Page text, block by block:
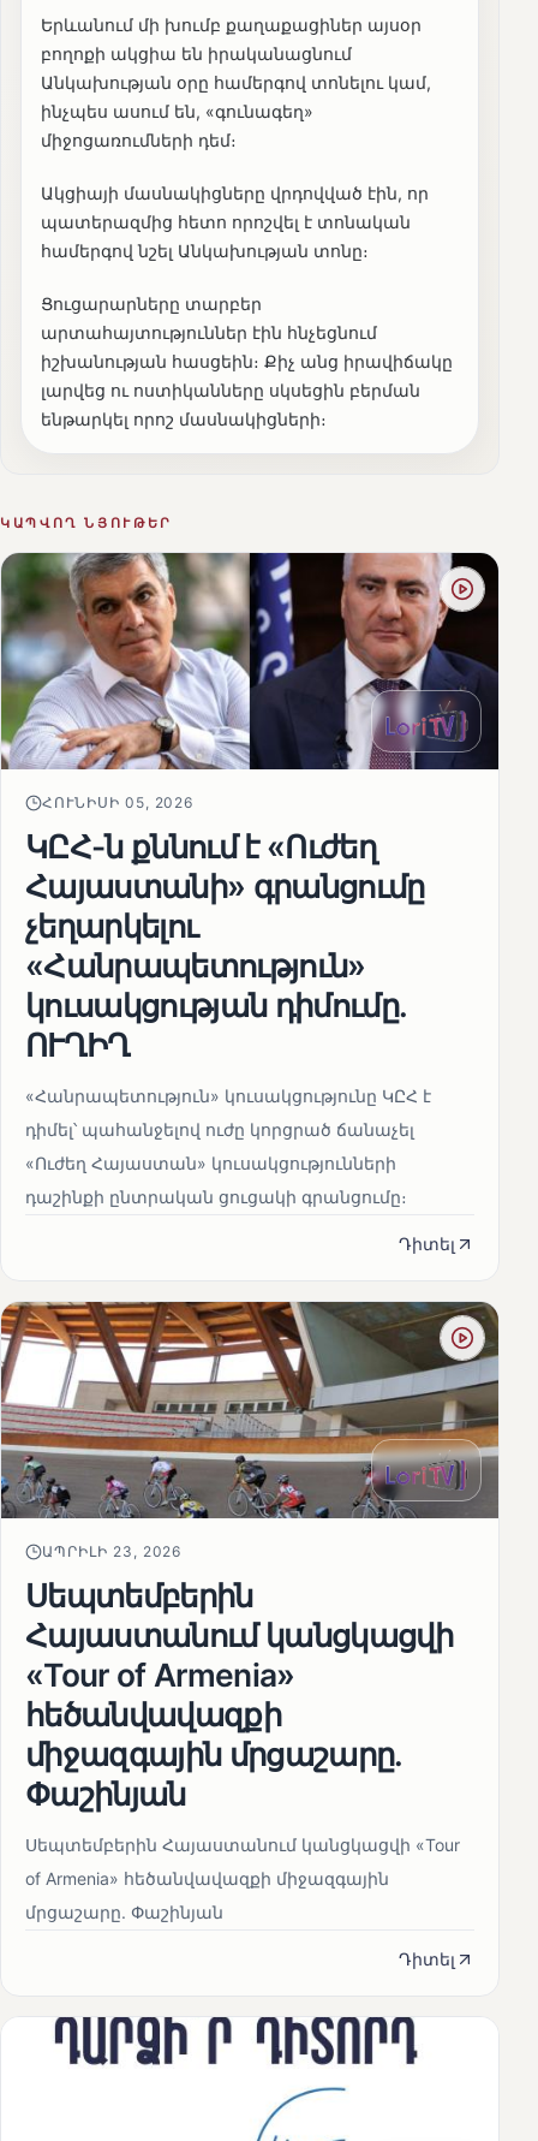
Երևանում մի խումբ քաղաքացիներ այսօր
բողոքի ակցիա են իրականացնում
Անկախության օրը համերգով տոնելու կամ,
ինչպես ասում են, «գունագեղ»
միջոցառումների դեմ։
Ակցիայի մասնակիցները վրդովված էին, որ
պատերազմից հետո որոշվել է տոնական
համերգով նշել Անկախության տոնը։
Ցուցարարները տարբեր
արտահայտություններ էին հնչեցնում
իշխանության հասցեին։ Քիչ անց իրավիճակը
լարվեց ու ոստիկանները սկսեցին բերման
ենթարկել որոշ մասնակիցների։
ԿԱՊՎՈՂ ՆՅՈՒԹԵՐ
ՀՈՒՆԻՍԻ 05, 2026
ԿԸՀ-ն քննում է «Ուժեղ
Հայաստանի» գրանցումը
չեղարկելու
«Հանրապետություն»
կուսակցության դիմումը.
ՈՒՂԻՂ
«Հանրապետություն» կուսակցությունը ԿԸՀ է
դիմել՝ պահանջելով ուժը կորցրած ճանաչել
«Ուժեղ Հայաստան» կուսակցությունների
դաշինքի ընտրական ցուցակի գրանցումը։
Դիտել
ԱՊՐԻԼԻ 23, 2026
Սեպտեմբերին
Հայաստանում կանցկացվի
«Tour of Armenia»
հեծանվավազքի
միջազգային մրցաշարը.
Փաշինյան
Սեպտեմբերին Հայաստանում կանցկացվի «Tour
of Armenia» հեծանվավազքի միջազգային
մրցաշարը. Փաշինյան
Դիտել